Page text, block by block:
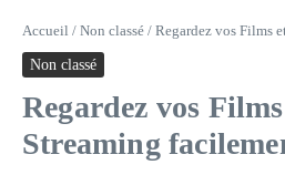
Accueil / Non classé / Regardez vos Films
Non classé
Regardez vos
Streaming